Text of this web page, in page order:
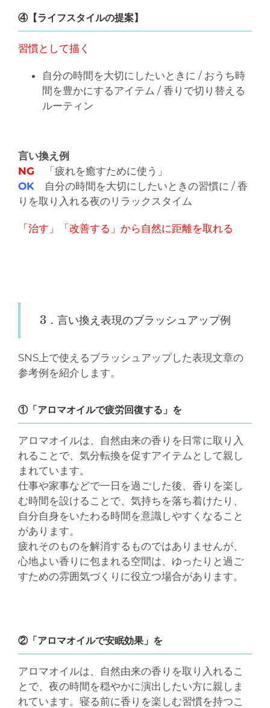
④【ライフスタイルの提案】
習慣として描く
自分の時間を大切にしたいときに / おうち時
間を豊かにするアイテム / 香りで切り替える
ルーティン
言い換え例
NG 「疲れを癒すために使う」
OK自分の時間を大切にしたいときの習慣に / 香
りを取り入れる夜のリラックスタイム
「治す」「改善する」から自然に距離を取れる
3．言い換え表現のブラッシュアップ例
SNS上で使えるブラッシュアップした表現文章の
参考例を紹介します。
①「アロマオイルで疲労回復する」を
アロマオイルは、自然由来の香りを日常に取り入
れることで、気分転換を促すアイテムとして親し
まれています。
仕事や家事などで一日を過ごした後、香りを楽し
む時間を設けることで、気持ちを落ち着けたり、
自分自身をいたわる時間を意識しやすくなること
があります。
疲れそのものを解消するものではありませんが、
心地よい香りに包まれる空間は、ゆったりと過ご
すための雰囲気づくりに役立つ場合があります。
②「アロマオイルで安眠効果」を
アロマオイルは、自然由来の香りを取り入れるこ
とで、夜の時間を穏やかに演出したい方に親しま
れています。寝る前に香りを楽しむ習慣を持つこ